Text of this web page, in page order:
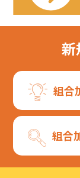
新
組合
組合